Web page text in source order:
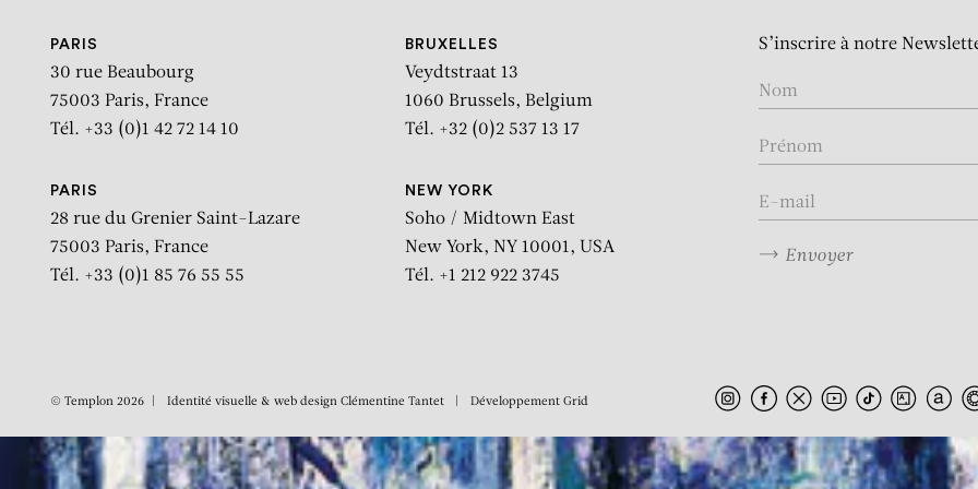
LOUIS CANE
Les Ménines au balcon
PARIS
30 rue Beaubourg
75003 Paris, France
Tél. +33 (0)1 42 72 14 10
BRUXELLES
Veydtstraat 13
1060 Brussels, Belgium
Tél. +32 (0)2 537 13 17
PARIS
28 rue du Grenier Saint-Lazare
75003 Paris, France
Tél. +33 (0)1 85 76 55 55
NEW YORK
Soho / Midtown East
New York, NY 10001, USA
Tél. +1 212 922 3745
S’inscrire à notre
Envoyer
© Templon 2026 Identité visuelle & web design Clémentine Tantet Développement Grid